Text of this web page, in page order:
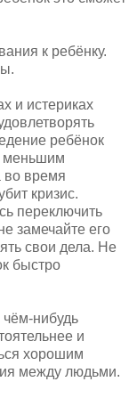
к ребёнку.
и истериках
ребёнок
меньшим
во время
кризис.
переключить
замечайте его
свои дела. Не
быстро
нибудь
и
хорошим
между людьми.